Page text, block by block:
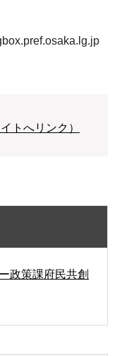
トへリンク）
政策課府民共創